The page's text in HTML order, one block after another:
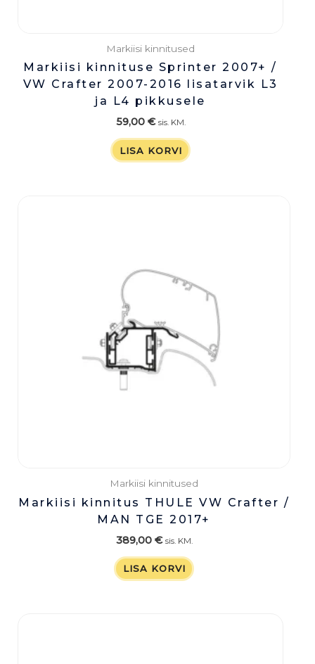
Markiisi kinnitused
Markiisi kinnituse Sprinter 2007+ /
VW Crafter 2007-2016 lisatarvik L3
ja L4 pikkusele
59,00 € sis. KM.
LISA KORVI
Markiisi kinnitused
Markiisi kinnitus THULE VW Crafter /
MAN TGE 2017+
389,00 € sis. KM.
LISA KORVI